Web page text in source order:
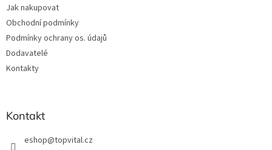
Jak nakupovat
Obchodní podmínky
Podmínky ochrany os. údajů
Dodavatelé
Kontakty
Kontakt
eshop@topvital.cz